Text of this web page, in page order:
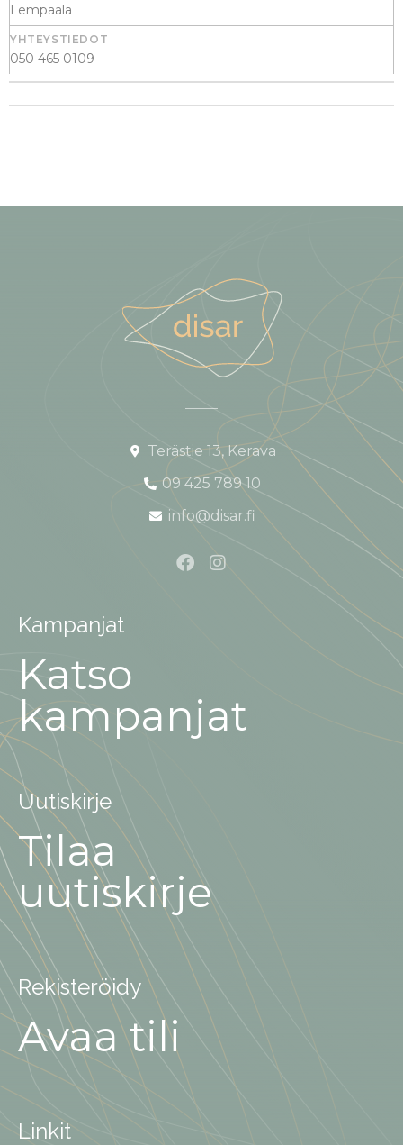
Lempäälä
050 465 0109
Terästie 13, Kerava
09 425 789 10
info@disar.fi
Kampanjat
Katso
kampanjat
Uutiskirje
Tilaa
uutiskirje
Rekisteröidy
Avaa tili
Linkit